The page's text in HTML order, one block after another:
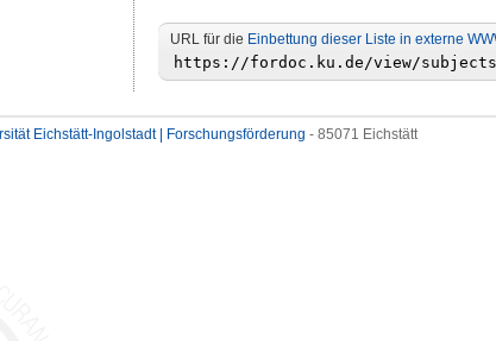
URL für die Einbettung dieser Liste in externe
Eichstätt-Ingolstadt | Forschungsförderung - 85071 Eichstätt